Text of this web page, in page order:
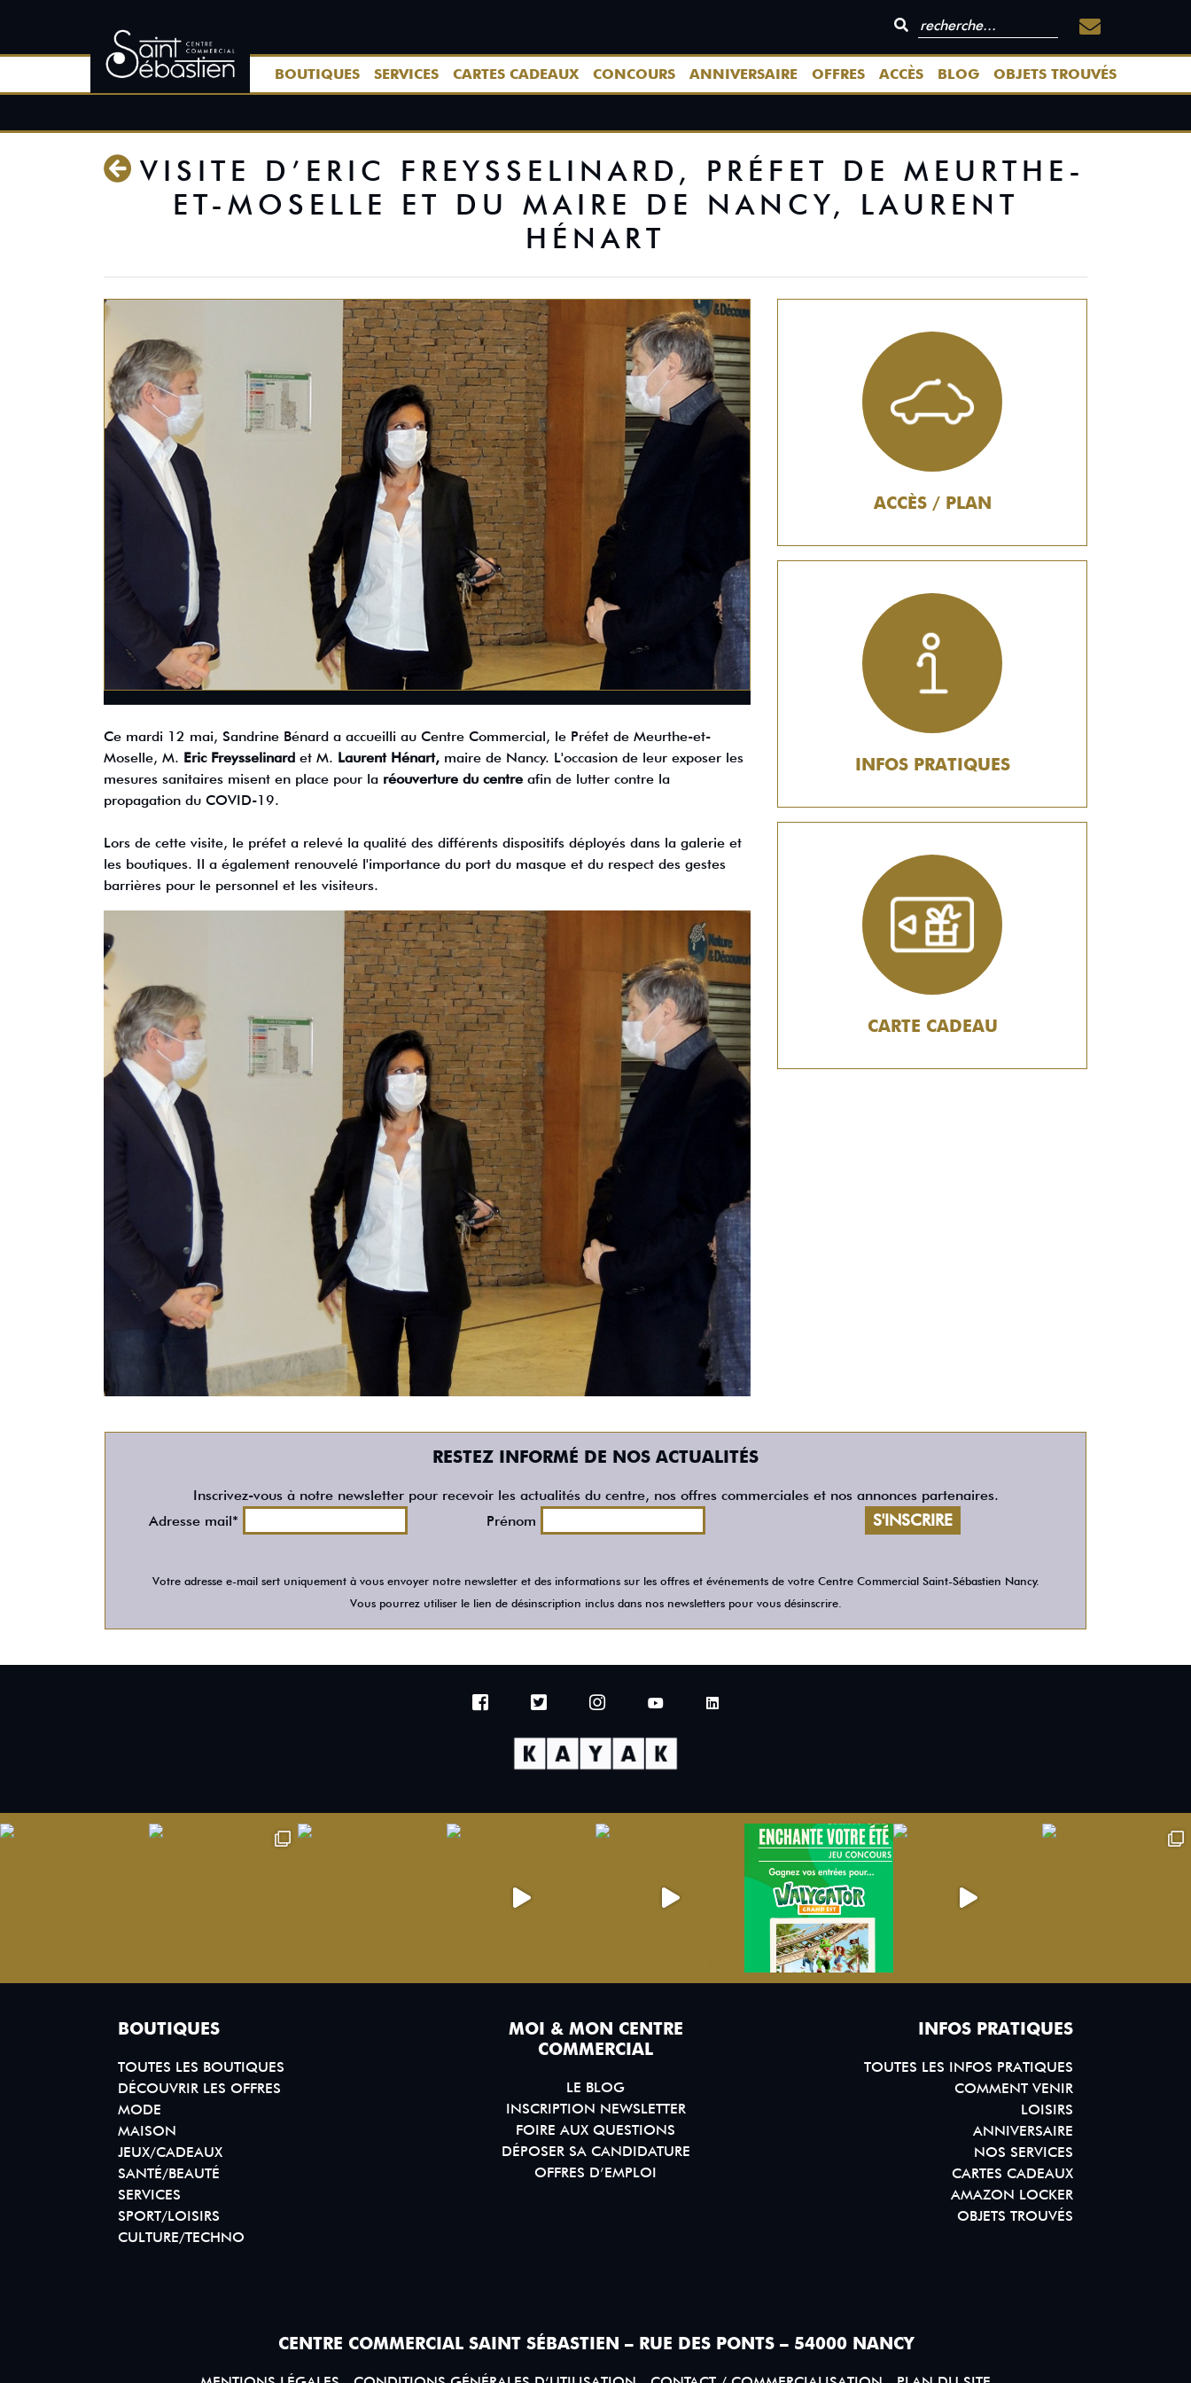
BOUTIQUES SERVICES CARTES CADEAUX CONCOURS ANNIVERSAIRE OFFRES ACCÈS BLOG OBJETS TROUVÉS
VISITE D’ERIC FREYSSELINARD, PRÉFET DE MEURTHE-
ET-MOSELLE ET DU MAIRE DE NANCY, LAURENT
HÉNART
Ce mardi 12 mai, Sandrine Bénard a accueilli au Centre Commercial, le Préfet de Meurthe-et-
Moselle, M. Eric Freysselinard et M. Laurent Hénart, maire de Nancy. L'occasion de leur exposer les
mesures sanitaires misent en place pour la réouverture du centre afin de lutter contre la
propagation du COVID-19.
Lors de cette visite, le préfet a relevé la qualité des différents dispositifs déployés dans la galerie et
les boutiques. Il a également renouvelé l'importance du port du masque et du respect des gestes
barrières pour le personnel et les visiteurs.
ACCÈS / PLAN
INFOS PRATIQUES
CARTE CADEAU
RESTEZ INFORMÉ DE NOS ACTUALITÉS
Inscrivez-vous à notre newsletter pour recevoir les actualités du centre, nos offres commerciales et nos annonces partenaires.
Adresse mail*
Prénom
Votre adresse e-mail sert uniquement à vous envoyer notre newsletter et des informations sur les offres et événements de votre Centre Commercial Saint-Sébastien Nancy.
Vous pourrez utiliser le lien de désinscription inclus dans nos newsletters pour vous désinscrire.
BOUTIQUES
TOUTES LES BOUTIQUES
DÉCOUVRIR LES OFFRES
MODE
MAISON
JEUX/CADEAUX
SANTÉ/BEAUTÉ
SERVICES
SPORT/LOISIRS
CULTURE/TECHNO
MOI & MON CENTRE
COMMERCIAL
LE BLOG
INSCRIPTION NEWSLETTER
FOIRE AUX QUESTIONS
DÉPOSER SA CANDIDATURE
OFFRES D’EMPLOI
INFOS PRATIQUES
TOUTES LES INFOS PRATIQUES
COMMENT VENIR
LOISIRS
ANNIVERSAIRE
NOS SERVICES
CARTES CADEAUX
AMAZON LOCKER
OBJETS TROUVÉS
CENTRE COMMERCIAL SAINT SÉBASTIEN – RUE DES PONTS – 54000 NANCY